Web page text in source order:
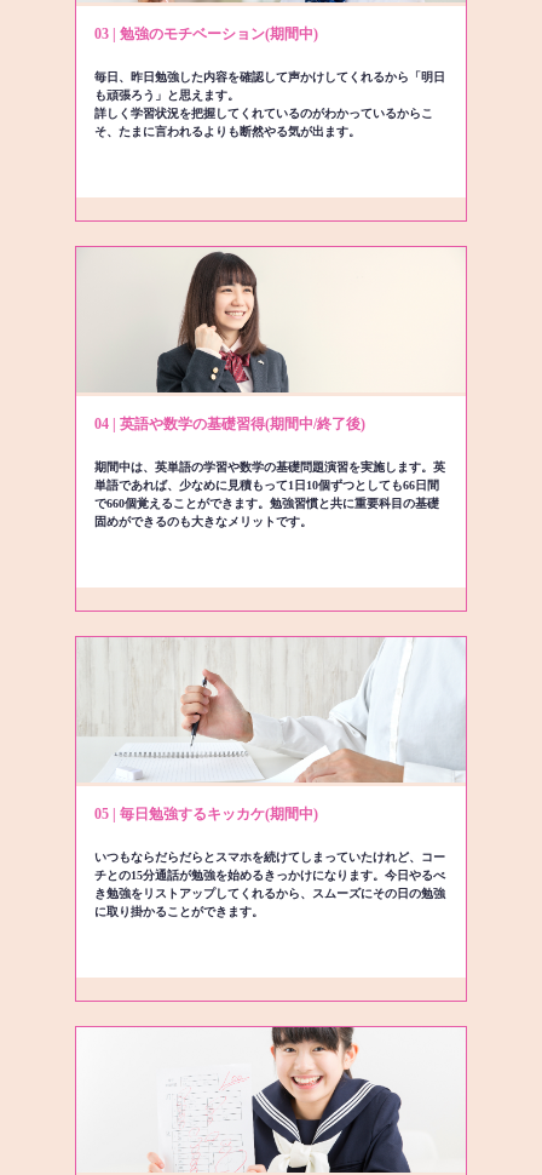
03 | 勉強のモチベーション(期間中)
毎日、昨日勉強した内容を確認して声かけしてくれるから「明日
も頑張ろう」と思えます。
詳しく学習状況を把握してくれているのがわかっているからこ
そ、たまに言われるよりも断然やる気が出ます。
04 | 英語や数学の基礎習得(期間中/終了後)
期間中は、英単語の学習や数学の基礎問題演習を実施します。英
単語であれば、少なめに見積もって1日10個ずつとしても66日間
で660個覚えることができます。勉強習慣と共に重要科目の基礎
固めができるのも大きなメリットです。
05 | 毎日勉強するキッカケ(期間中)
いつもならだらだらとスマホを続けてしまっていたけれど、コー
チとの15分通話が勉強を始めるきっかけになります。今日やるべ
き勉強をリストアップしてくれるから、スムーズにその日の勉強
に取り掛かることができます。